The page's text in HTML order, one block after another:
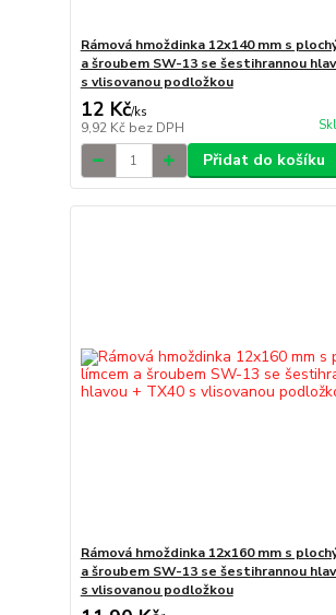
Rámová hmoždinka 12x140 mm s
a šroubem SW-13 se šestihrannou
s vlisovanou podložkou
12 Kč/ks
9,92 Kč bez DPH
Přidat do košíku
Rámová hmoždinka 12x160 mm s
a šroubem SW-13 se šestihrannou
s vlisovanou podložkou